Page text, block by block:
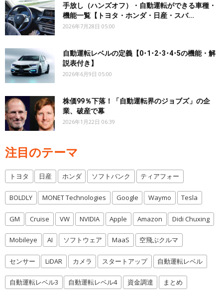
手放し（ハンズオフ）・自動運転ができる車種・
機能一覧【トヨタ・ホンダ・日産・スバ...
2026年7月28日 05:00
自動運転レベルの定義【0･1･2･3･4･5の機能・解
説表付き】
2026年6月9日 05:00
株価99％下落！「自動運転界のジョブズ」の企
業、破産で幕
2026年1月22日 06:39
注目のテーマ
トヨタ 日産 ホンダ ソフトバンク ティアフォー
BOLDLY MONET Technologies Google Waymo Tesla
GM Cruise VW NVIDIA Apple Amazon Didi Chuxing
Mobileye AI ソフトウェア MaaS 空飛ぶクルマ
センサー LiDAR カメラ スタートアップ 自動運転レベル
自動運転レベル3 自動運転レベル4 資金調達 まとめ